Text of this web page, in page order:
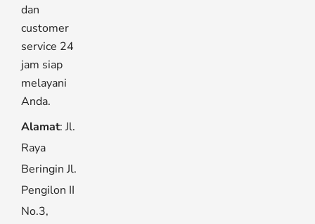
dan
customer
service 24
jam siap
melayani
Anda.
Alamat: Jl.
Raya
Beringin Jl.
Pengilon II
No.3,